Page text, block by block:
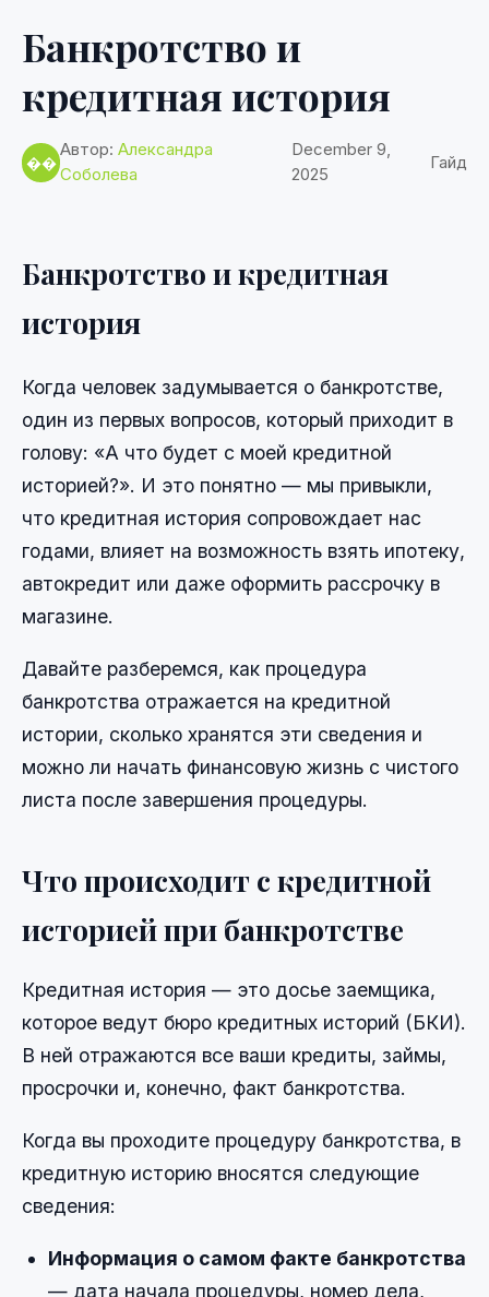
Банкротство и
кредитная история
��
Автор:Александра
Соболева
December 9,
2025
Гайд
Банкротство и кредитная
история
Когда человек задумывается о банкротстве,
один из первых вопросов, который приходит в
голову: «А что будет с моей кредитной
историей?». И это понятно — мы привыкли,
что кредитная история сопровождает нас
годами, влияет на возможность взять ипотеку,
автокредит или даже оформить рассрочку в
магазине.
Давайте разберемся, как процедура
банкротства отражается на кредитной
истории, сколько хранятся эти сведения и
можно ли начать финансовую жизнь с чистого
листа после завершения процедуры.
Что происходит с кредитной
историей при банкротстве
Кредитная история — это досье заемщика,
которое ведут бюро кредитных историй (БКИ).
В ней отражаются все ваши кредиты, займы,
просрочки и, конечно, факт банкротства.
Когда вы проходите процедуру банкротства, в
кредитную историю вносятся следующие
сведения:
Информация о самом факте банкротства
— дата начала процедуры, номер дела,